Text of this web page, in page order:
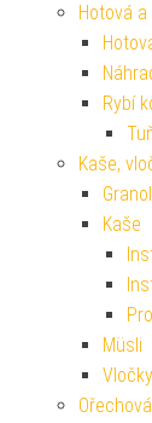
Hotová
Rybí
Kaše,
Kaše
Müsli
Vločky